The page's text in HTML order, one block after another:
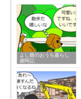
よし爺のおうち暮らし
歳時記